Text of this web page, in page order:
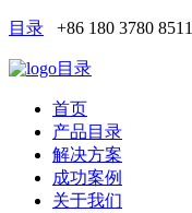
目录 +86 180 3780 8511
目录
首页
产品目录
解决方案
成功案例
关于我们